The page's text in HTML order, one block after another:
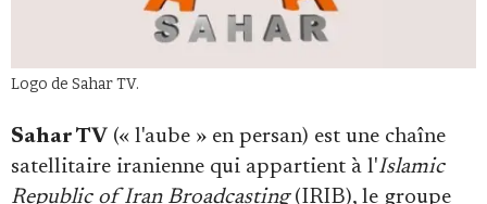
Logo de Sahar TV.
Sahar TV (« l'aube » en persan) est une chaîne
satellitaire iranienne qui appartient à l'Islamic
Republic of Iran Broadcasting(IRIB), le groupe